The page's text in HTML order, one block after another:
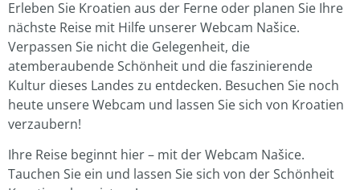
Erleben Sie Kroatien aus der Ferne oder planen Sie Ihre
nächste Reise mit Hilfe unserer Webcam Našice.
Verpassen Sie nicht die Gelegenheit, die
atemberaubende Schönheit und die faszinierende
Kultur dieses Landes zu entdecken. Besuchen Sie noch
heute unsere Webcam und lassen Sie sich von Kroatien
verzaubern!
Ihre Reise beginnt hier – mit der Webcam Našice.
Tauchen Sie ein und lassen Sie sich von der Schönheit